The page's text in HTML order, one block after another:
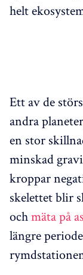
helt
Ett av de
andra
en stor
minskad
kroppar
skelettet blir
ochmäta på
längre